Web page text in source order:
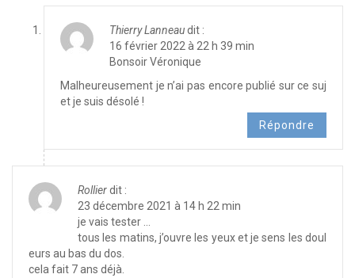
Thierry Lanneaudit :
16 février 2022 à 22 h 39 min
Bonsoir Véronique
Malheureusement je n’ai pas encore publié sur ce suj
et je suis désolé !
Répondre
Rollierdit :
23 décembre 2021 à 14 h 22 min
je vais tester …
tous les matins, j’ouvre les yeux et je sens les doul
eurs au bas du dos.
cela fait 7 ans déjà.